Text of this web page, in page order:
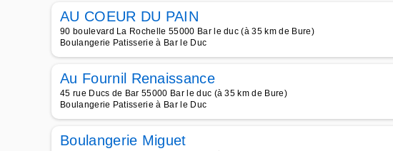
AU COEUR DU PAIN
90 boulevard La Rochelle 55000 Bar le duc (à 35 km de Bure)
Boulangerie Patisserie à Bar le Duc
Au Fournil Renaissance
45 rue Ducs de Bar 55000 Bar le duc (à 35 km de Bure)
Boulangerie Patisserie à Bar le Duc
Boulangerie Miguet